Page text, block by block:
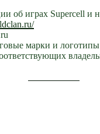
об играх Supercell и
марки и